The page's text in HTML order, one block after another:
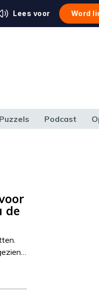
Lees voor Word
Puzzels Podcast
de